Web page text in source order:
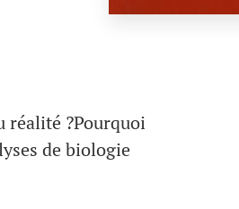
réalité ?Pourquoi
de biologie